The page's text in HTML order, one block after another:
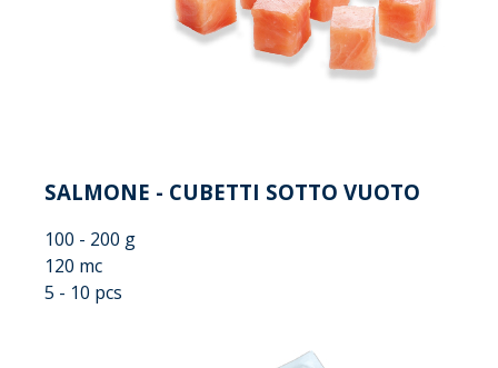
SALMONE - CUBETTI SOTTO VUOTO
100 - 200 g
120 mc
5 - 10 pcs